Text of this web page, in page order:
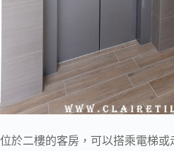
位於二樓的客房，可以搭乘電梯或